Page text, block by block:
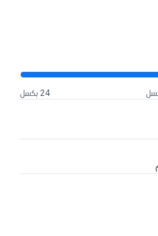
24 بكسل